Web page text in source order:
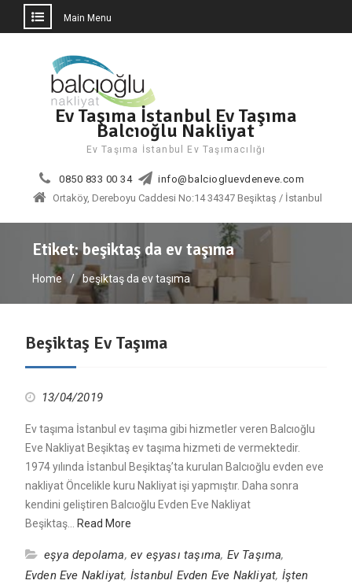
Main Menu
Ev Taşıma İstanbul Ev Taşıma
Balcıoğlu Nakliyat
Ev Taşıma İstanbul Ev Taşımacılığı
0850 833 00 34
info@balciogluevdeneve.com
Ortaköy, Dereboyu Caddesi No:14 34347 Beşiktaş / İstanbul
Etiket:beşiktaş da ev taşıma
Home beşiktaş da ev taşıma
Beşiktaş Ev Taşıma
13/04/2019
Ev taşıma İstanbul ev taşıma gibi hizmetler veren Balcıoğlu
Eve Nakliyat Beşiktaş ev taşıma hizmeti de vermektedir.
1974 yılında İstanbul Beşiktaş’ta kurulan Balcıoğlu evden eve
nakliyat Öncelikle kuru Nakliyat işi yapmıştır. Daha sonra
kendini geliştiren Balcıoğlu Evden Eve Nakliyat
Beşiktaş… Read More
eşya depolama, ev eşyası taşıma, Ev Taşıma,
Evden Eve Nakliyat, İstanbul Evden Eve Nakliyat, İşten